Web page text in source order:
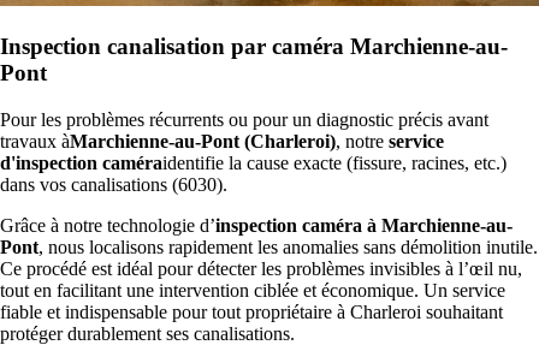
Inspection canalisation par caméra Marchienne-au-
Pont
Pour les problèmes récurrents ou pour un diagnostic précis avant
travaux àMarchienne-au-Pont (Charleroi), notre service
d'inspection caméraidentifie la cause exacte (fissure, racines, etc.)
dans vos canalisations (6030).
Grâce à notre technologie d’inspection caméra à Marchienne-au-
Pont, nous localisons rapidement les anomalies sans démolition inutile.
Ce procédé est idéal pour détecter les problèmes invisibles à l’œil nu,
tout en facilitant une intervention ciblée et économique. Un service
fiable et indispensable pour tout propriétaire à Charleroi souhaitant
protéger durablement ses canalisations.